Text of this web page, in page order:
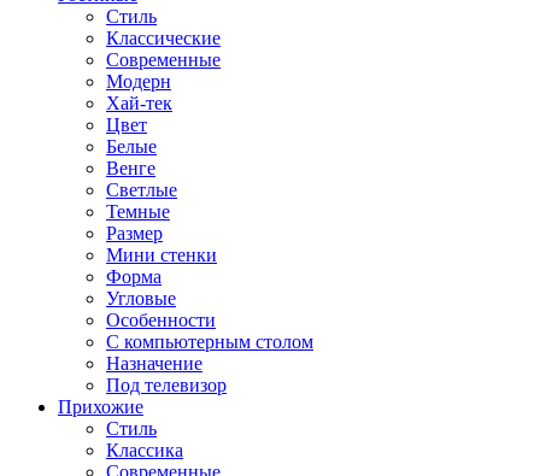
Стиль
Классические
Современные
Модерн
Хай-тек
Цвет
Белые
Венге
Светлые
Темные
Размер
Мини стенки
Форма
Угловые
Особенности
С компьютерным столом
Назначение
Под телевизор
Прихожие
Стиль
Классика
Современные